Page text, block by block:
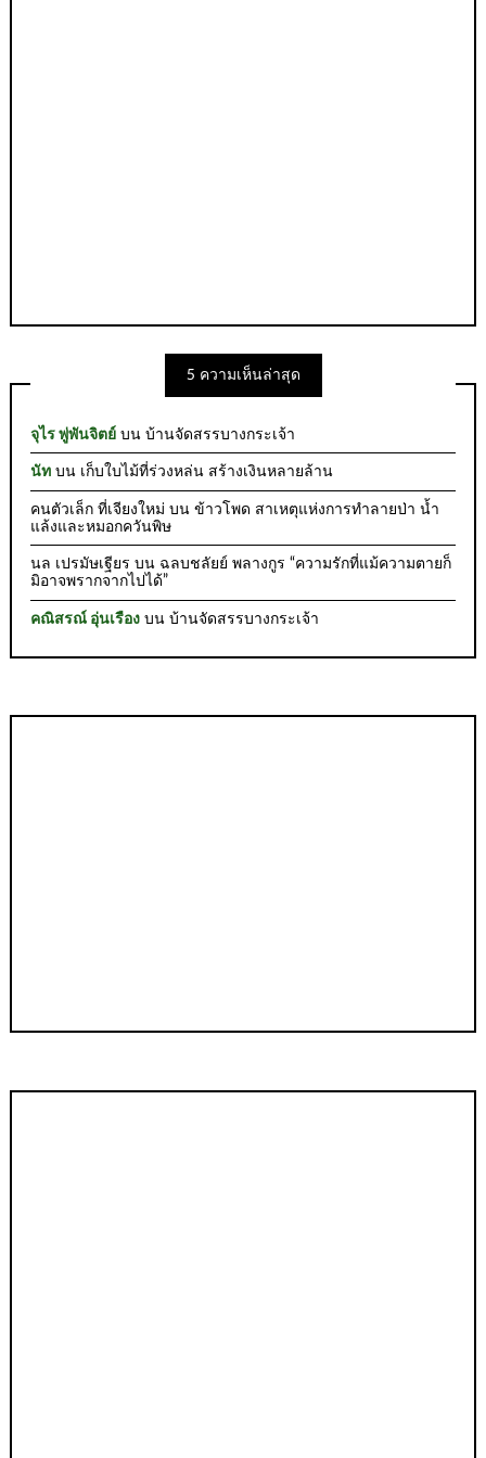
5 ความเห็นล่าสุด
จุไร พู่พันจิตย์ บนบ้านจัดสรรบางกระเจ้า
นัท บน เก็บใบไม้ที่ร่วงหล่น สร้างเงินหลายล้าน
คนตัวเล็ก ที่เจียงใหม่ บนข้าวโพด สาเหตุแห่งการทำลายป่า น้ำ
แล้งและหมอกควันพิษ
นล เปรมัษเฐียร บน ฉลบชลัยย์ พลางกูร “ความรักที่แม้ความตายก็
มิอาจพรากจากไปได้”
คณิสรณ์ อุ่นเรือง บนบ้านจัดสรรบางกระเจ้า